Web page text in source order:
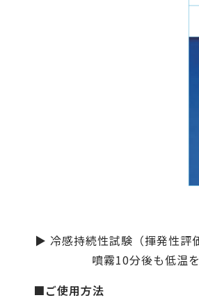
▶ 冷感持続性試験（揮発性評
噴霧10分後も低温
■ご使用方法